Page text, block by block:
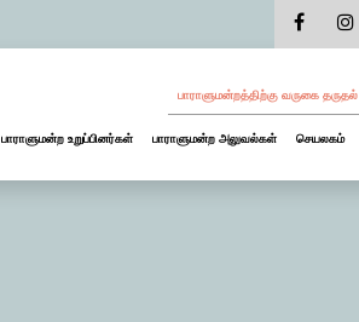
பாராளுமன்றத்திற்கு வருகை தருதல்
பாராளுமன்ற உறுப்பினர்கள் பாராளுமன்ற அலுவல்கள் செயலகம்